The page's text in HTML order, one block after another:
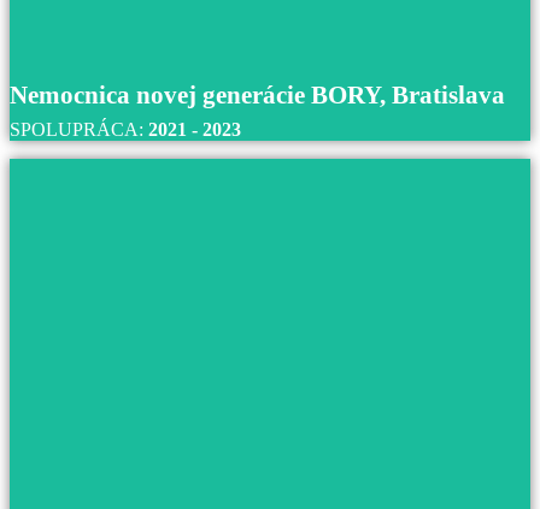
Nemocnica novej generácie BORY, Bratislava
SPOLUPRÁCA: 2021 - 2023